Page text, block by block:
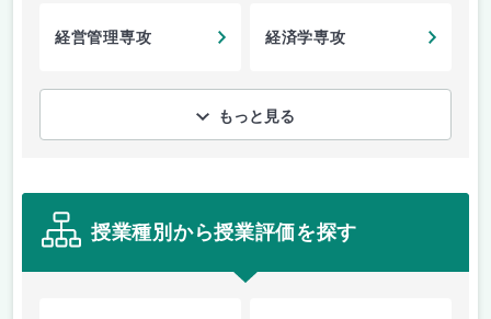
経営管理専攻 経済学専攻
もっと見る
授業種別から授業評価を探す